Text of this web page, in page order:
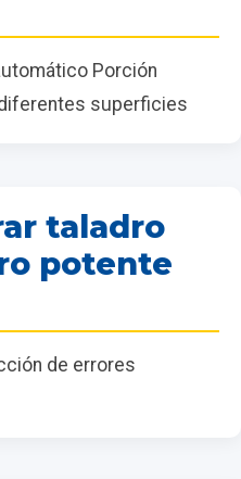
Porción
superficies
taladro
potente
de errores